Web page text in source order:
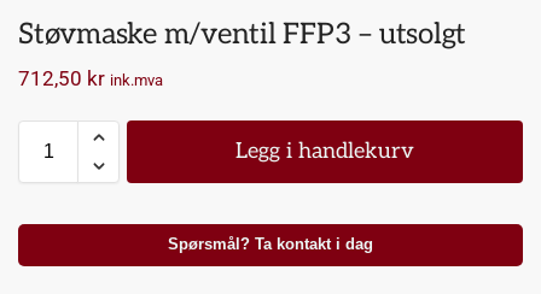
Støvmaske m/ventil FFP3 – utsolgt
712,50 kr ink.mva
Legg i handlekurv
Spørsmål? Ta kontakt i dag